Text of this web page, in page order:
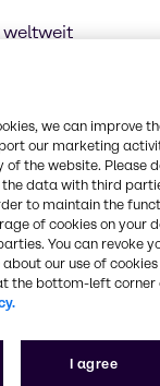
weltweit
GmbH
für das
Logistik von
wird
von
für
das Mischen
Lagerung
we can improve
our marketing
the website. Please
data with third
to maintain the
of cookies on your
You can revoke
our use of cookies
the bottom-left corner
I agree